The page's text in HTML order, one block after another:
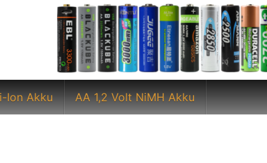
Ion Akku AA 1,2 Volt NiMH Akku